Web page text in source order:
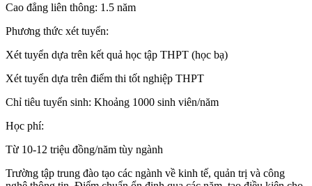
Cao đẳng liên thông: 1.5 năm
Phương thức xét tuyển:
Xét tuyển dựa trên kết quả học tập THPT (học bạ)
Xét tuyển dựa trên điểm thi tốt nghiệp THPT
Chỉ tiêu tuyển sinh: Khoảng 1000 sinh viên/năm
Học phí:
Từ 10-12 triệu đồng/năm tùy ngành
Trường tập trung đào tạo các ngành về kinh tế, quản trị và công